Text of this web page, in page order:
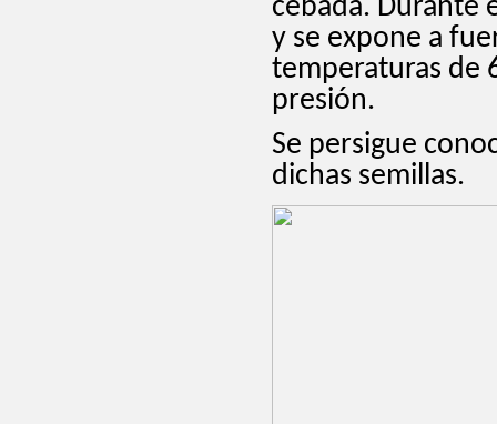
cebada. Durante
y se expone a
temperaturas de
presión.
Se persigue
dichas semillas.